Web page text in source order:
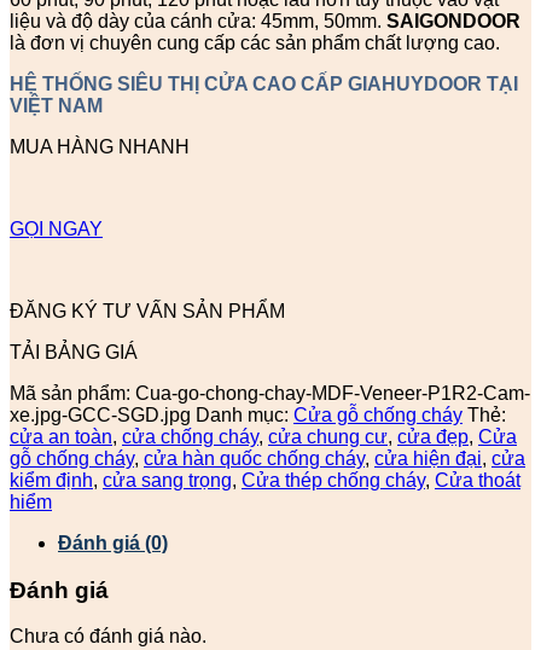
liệu và độ dày của cánh cửa: 45mm, 50mm. SAIGONDOOR
là đơn vị chuyên cung cấp các sản phẩm chất lượng cao.
HỆ THỐNG SIÊU THỊ CỬA CAO CẤP GIAHUYDOOR TẠI
VIỆT NAM
MUA HÀNG NHANH
GỌI NGAY
ĐĂNG KÝ TƯ VẤN SẢN PHẨM
TẢI BẢNG GIÁ
Mã sản phẩm: Cua-go-chong-chay-MDF-Veneer-P1R2-Cam-
xe.jpg-GCC-SGD.jpg Danh mục: Cửa gỗ chống cháy Thẻ:
cửa an toàn, cửa chống cháy, cửa chung cư, cửa đẹp, Cửa
gỗ chống cháy, cửa hàn quốc chống cháy, cửa hiện đại, cửa
kiểm định, cửa sang trọng, Cửa thép chống cháy, Cửa thoát
hiểm
Đánh giá (0)
Đánh giá
Chưa có đánh giá nào.